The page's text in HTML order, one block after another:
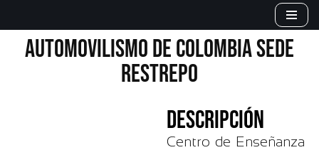
Saltar
AUTOMOVILISMO DE COLOMBIA SEDE
RESTREPO
DESCRIPCIÓN
Centro de Enseñanza